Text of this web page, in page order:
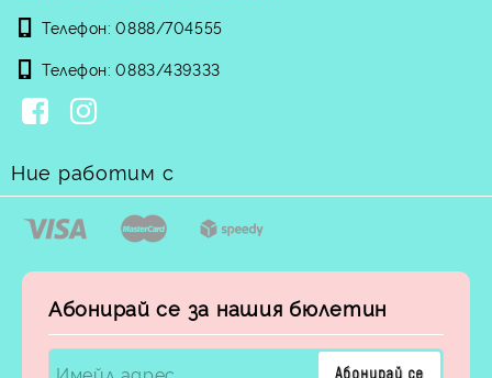
Телефон: 0888/704555
Телефон: 0883/439333
Ние работим с
Абонирай се за нашия бюлетин